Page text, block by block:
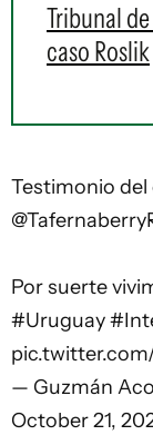
Tribunal
caso Roslik
Testimonio
Por suerte
#Uruguay
— Guzmán
October 21,